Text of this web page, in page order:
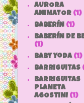
AURORA
ANIMATOR (1)
BABERÍN (1)
BABERÍN DE
(1)
baby yoda (1)
BARRIGUITAS
BARRIGUITAS
PLANETA
AGOSTINI (1)